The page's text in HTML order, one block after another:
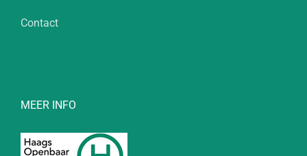
Contact
MEER INFO